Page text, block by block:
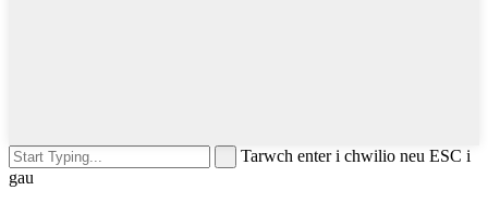
Tarwch enter i chwilio neu ESC i
gau